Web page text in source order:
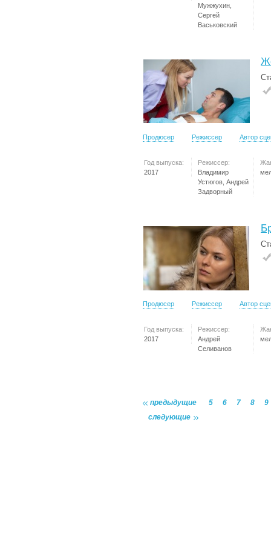
Мужжухин,
Сергей
Васьковский
Продюсер Режиссер Автор
Год выпуска:
2017
Режиссер:
Владимир
Устюгов, Андрей
Задворный
Продюсер Режиссер Автор
Год выпуска:
2017
Режиссер:
Андрей
Селиванов
предыдущие 5 6 7 8
9
следующие